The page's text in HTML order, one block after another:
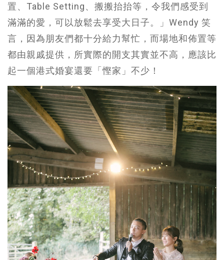
置、Table Setting、搬搬抬抬等，令我們感受到
滿滿的愛，可以放鬆去享受大日子。」Wendy 笑
言，因為朋友們都十分給力幫忙，而場地和佈置等
都由親戚提供，所實際的開支其實並不高，應該比
起一個港式婚宴還要「慳家」不少！